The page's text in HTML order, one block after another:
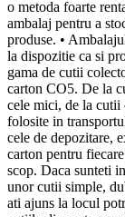
o metoda foarte
ambalaj pentru a
produse. •
la dispozitie ca si
gama de cutii
carton CO5. De la
cele mici, de la cutii
folosite in
cele de depozitare,
carton pentru
scop. Daca sunteti
unor cutii simple,
ati ajuns la locul